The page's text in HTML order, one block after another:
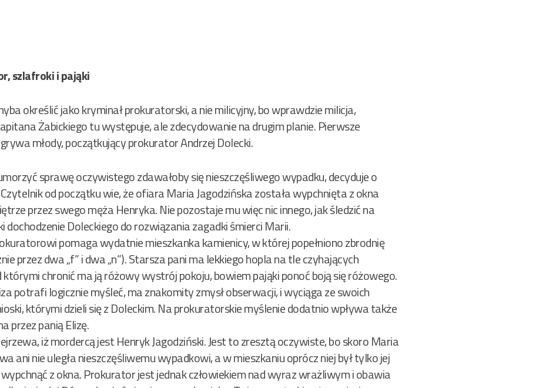
szlafroki i pająki
określić jako kryminał prokuratorski, a nie milicyjny, bo wprawdzie milicja,
Żabickiego tu występuje, ale zdecydowanie na drugim planie. Pierwsze
młody, początkujący prokurator Andrzej Dolecki.
sprawę oczywistego zdawałoby się nieszczęśliwego wypadku, decyduje o
od początku wie, że ofiara Maria Jagodzińska została wypchnięta z okna
przez swego męża Henryka. Nie pozostaje mu więc nic innego, jak śledzić na
dochodzenie Doleckiego do rozwiązania zagadki śmierci Marii.
pomaga wydatnie mieszkanka kamienicy, w której popełniono zbrodnię
przez dwa „f” i dwa „n”). Starsza pani ma lekkiego hopla na tle czyhających
którymi chronić ma ją różowy wystrój pokoju, bowiem pająki ponoć boją się różowego.
potrafi logicznie myśleć, ma znakomity zmysł obserwacji, i wyciąga ze swoich
którymi dzieli się z Doleckim. Na prokuratorskie myślenie dodatnio wpływa także
przez panią Elizę.
iż mordercą jest Henryk Jagodziński. Jest to zresztą oczywiste, bo skoro Maria
ani nie uległa nieszczęśliwemu wypadkowi, a w mieszkaniu oprócz niej był tylko jej
z okna. Prokurator jest jednak człowiekiem nad wyraz wrażliwym i obawia